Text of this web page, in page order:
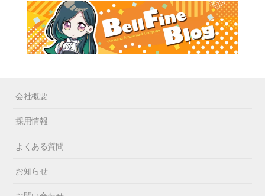
会社概要
採用情報
よくある質問
お知らせ